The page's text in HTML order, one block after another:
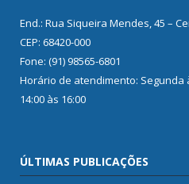
End.: Rua Siqueira Mendes, 45 –
CEP: 68420-000
Fone: (91) 98565-6801
Horário de atendimento: Segunda
14:00 às 16:00
ÚLTIMAS PUBLICAÇÕES